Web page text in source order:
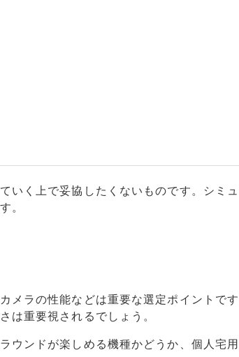
いく上で妥協したくないものです。シミ
。
メラの性能などは重要な選定ポイントで
は重要視されるでしょう。
ウンドが楽しめる機種かどうか、個人宅